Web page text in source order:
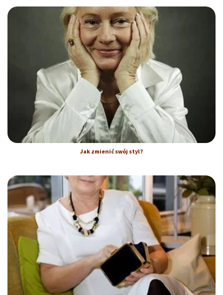
Jak zmienić swój styl?